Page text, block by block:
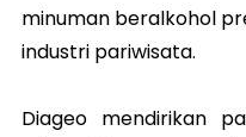
minuman beralkohol
industri pariwisata.
Diageo mendirikan